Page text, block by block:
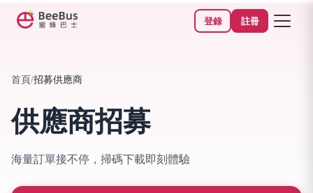
登錄 註冊
首頁/招募供應商
供應商招募
海量訂單接不停，掃碼下載即刻體驗